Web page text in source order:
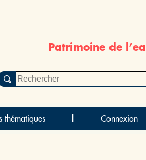
Patrimoine de
thématiques Connexion